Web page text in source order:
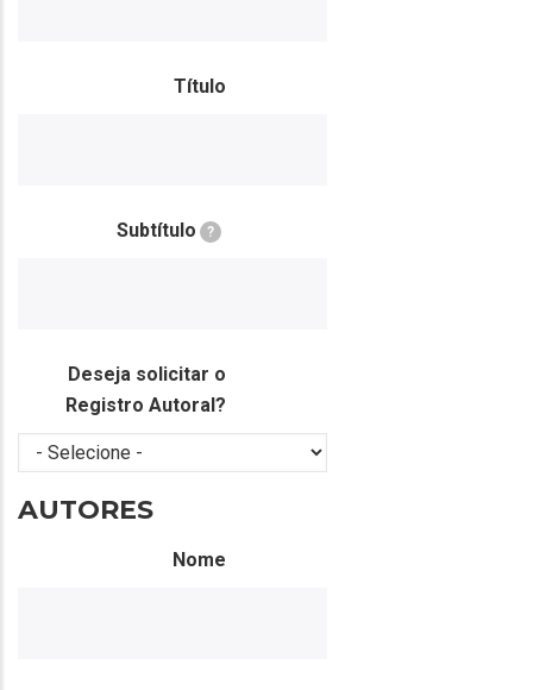
Título
Subtítulo ?
Deseja solicitar o
Registro Autoral?
AUTORES
Nome